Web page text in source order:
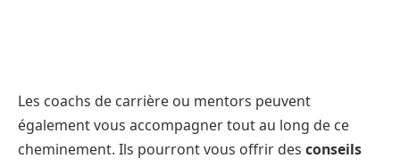
Les coachs de carrière ou mentors peuvent
également vous accompagner tout au long de ce
cheminement. Ils pourront vous offrir des conseils